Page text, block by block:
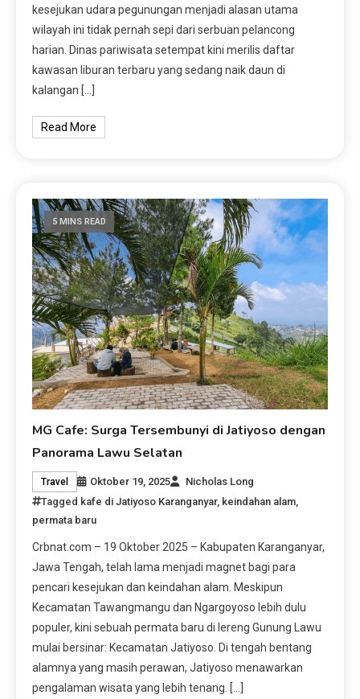
kesejukan udara pegunungan menjadi alasan utama
wilayah ini tidak pernah sepi dari serbuan pelancong
harian. Dinas pariwisata setempat kini merilis daftar
kawasan liburan terbaru yang sedang naik daun di
kalangan […]
Read More
5 MINS READ
MG Cafe: Surga Tersembunyi di Jatiyoso dengan
Panorama Lawu Selatan
Travel Oktober 19, 2025
Nicholas Long
Tagged kafe di Jatiyoso Karanganyar, keindahan alam
permata baru
Crbnat.com – 19 Oktober 2025 – Kabupaten Karanganyar,
Jawa Tengah, telah lama menjadi magnet bagi para
pencari kesejukan dan keindahan alam. Meskipun
Kecamatan Tawangmangu dan Ngargoyoso lebih dulu
populer, kini sebuah permata baru di lereng Gunung Lawu
mulai bersinar: Kecamatan Jatiyoso. Di tengah bentang
alamnya yang masih perawan, Jatiyoso menawarkan
pengalaman wisata yang lebih tenang. […]